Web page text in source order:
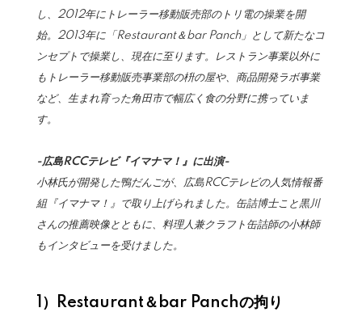
し、2012年にトレーラー移動販売部のトリ電の操業を開
始。2013年に「Restaurant＆bar Panch」として新たなコ
ンセプトで操業し、現在に至ります。レストラン事業以外に
もトレーラー移動販売事業部の枡の屋や、商品開発ラボ事業
など、生まれ育った角田市で幅広く食の分野に携っていま
す。
-広島RCCテレビ『イマナマ！』に出演-
小林氏が開発した鴨だんごが、広島RCCテレビの人気情報番
組『イマナマ！』で取り上げられました。缶詰博士こと黒川
さんの推薦映像とともに、料理人兼クラフト缶詰師の小林師
もインタビューを受けました。
1）Restaurant＆bar Panchの拘り